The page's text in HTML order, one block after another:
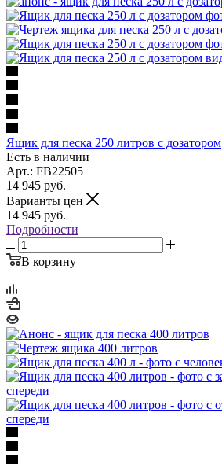
Ящик для песка 250 литров с дозатором
Есть в наличии
Арт.: FB22505
14 945 руб.
Варианты цен
14 945 руб.
Подробности
В корзину